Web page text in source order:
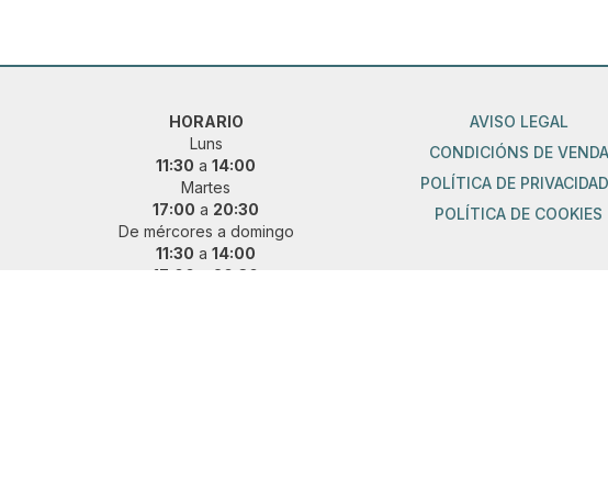
HORARIO
Luns
11:30 a 14:00
Martes
17:00 a 20:30
De mércores a domingo
11:30 a 14:00
17:00
20:30
AVISO LEGAL
CONDICIÓNS DE VENDA
POLÍTICA DE
POLÍTICA DE COOKIES